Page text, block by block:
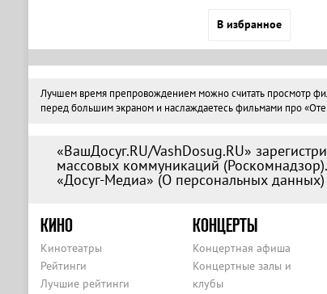
В избранное
Лучшем время препровождением можно считать просмотр
перед большим экраном и наслаждаетесь фильмами про
«ВашДосуг.RU/VashDosug.RU»
массовых коммуникаций
«Досуг-Медиа» (О персональных данных)
КИНО
Кинотеатры
Рейтинги
Лучшие рейтинги
КОНЦЕРТЫ
Концертная афиша
Концертные залы и
клубы